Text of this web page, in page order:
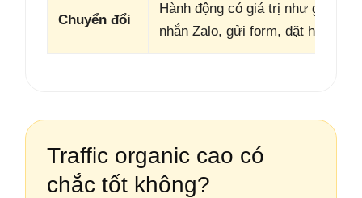
Chuyển đổi
Hành động có giá trị như gọi điện,
nhắn Zalo, gửi form, đặt hàng.
Traffic organic cao có
chắc tốt không?